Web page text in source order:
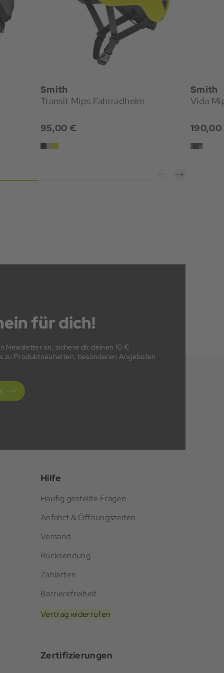
Smith
Transit Mips Fahrradhelm
95,00 €
Smith
Vida
für dich!
Newsletter an, sichere dir deinen 10 €
zu Produktneuheiten, besonderen Angeboten
Hilfe
Häufig gestellte Fragen
Anfahrt & Öffnungszeiten
Versand
Rücksendung
Zahlarten
Barrierefreiheit
Vertrag widerrufen
Zertifizierungen